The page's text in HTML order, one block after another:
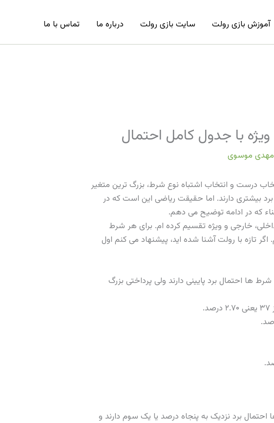
آموزش بازی رولت سایت بازی رولت درباره ما تماس با ما
با جدول کامل احتمال
مهدی موسوی
انتخاب درست و انتخاب اشتباه نوع شرط، بزرگ ترین متغیر
بیشتری دارند. اما حقیقت ریاضی این است که در
خارجی و ویژه تقسیم کرده ام. برای هر شرط
ها احتمال برد پایینی دارند ولی پرداختی بزرگ
برد نزدیک به پنجاه درصد یا یک سوم دارند و